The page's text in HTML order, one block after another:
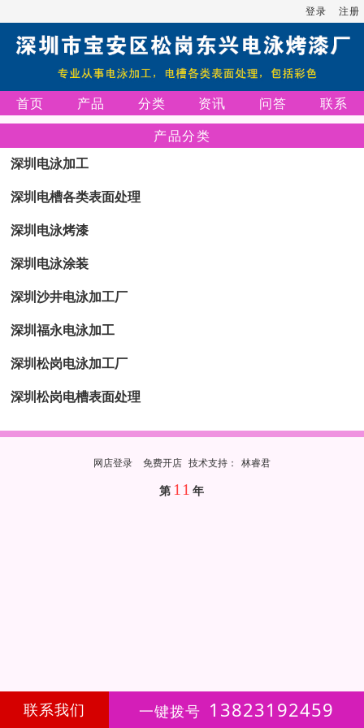
登录 注册
首页 产品 分类 资讯 问答
联系
产品分类
深圳电泳加工
深圳电槽各类表面处理
深圳电泳烤漆
深圳电泳涂装
深圳沙井电泳加工厂
深圳福永电泳加工
深圳松岗电泳加工厂
深圳松岗电槽表面处理
网店登录 免费开店 技术支持 ： 林睿君
第 11 年
联系我们 一键拨号 13823192459